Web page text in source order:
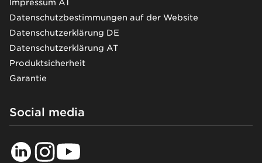
Impressum AT
Datenschutzbestimmungen auf der Website
Datenschutzerklärung DE
Datenschutzerklärung AT
Produktsicherheit
Garantie
Social media